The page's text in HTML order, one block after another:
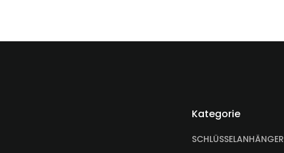
Kategorie
SCHLÜSSELANHÄNGER